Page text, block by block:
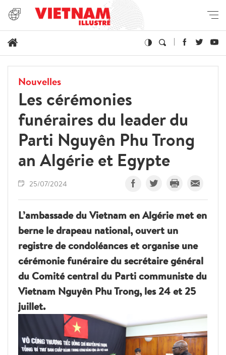
Nouvelles
Les cérémonies
funéraires du leader du
Parti Nguyên Phu Trong
an Algérie et Egypte
25/07/2024
L’ambassade du Vietnam en Algérie met en
berne le drapeau national, ouvert un
registre de condoléances et organise une
cérémonie funéraire du secrétaire général
du Comité central du Parti communiste du
Vietnam Nguyên Phu Trong, les 24 et 25
juillet.